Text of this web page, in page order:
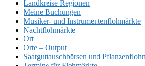
Landkreise Regionen
Meine Buchungen
Musiker- und Instrumentenflohmärkte
Nachtflohmärkte
Ort
Orte – Output
Saatguttauschbörsen und